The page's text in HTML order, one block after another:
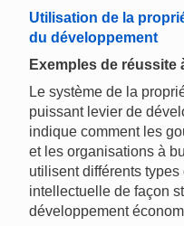
Utilisation de la
du développement
Exemples de réussite
Le système de la
puissant levier de
indique comment les
et les organisations à
utilisent différents
intellectuelle de façon
développement